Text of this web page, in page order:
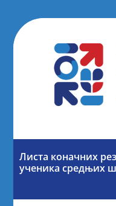
Листа коначних
ученика средњих